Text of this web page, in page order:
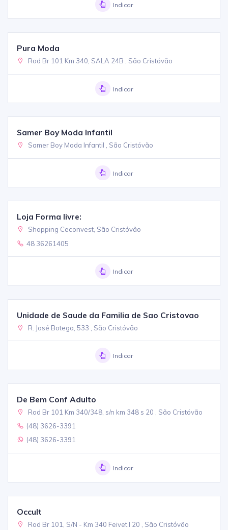
Indicar
Pura Moda
Rod Br 101 Km 340, SALA 24B , São Cristóvão
Indicar
Samer Boy Moda Infantil
Samer Boy Moda Infantil , São Cristóvão
Indicar
Loja Forma livre:
Shopping Ceconvest, São Cristóvão
48 36261405
Indicar
Unidade de Saude da Familia de Sao Cristovao
R. José Botega, 533 , São Cristóvão
Indicar
De Bem Conf Adulto
Rod Br 101 Km 340/348, s/n km 348 s 20 , São Cristóvão
(48) 3626-3391
(48) 3626-3391
Indicar
Occult
Rod Br 101, S/N - Km 340 Feivet.l 20 , São Cristóvão